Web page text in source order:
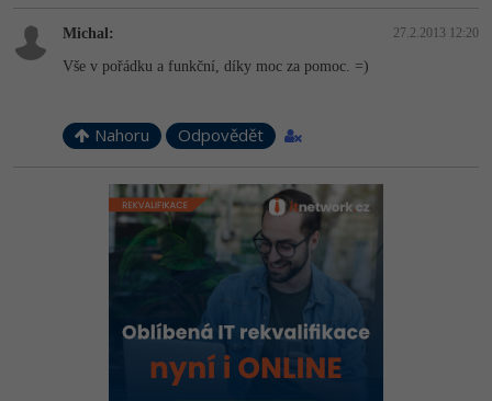
Michal: 27.2.2013 12:20
Vše v pořádku a funkční, díky moc za pomoc. =)
Nahoru Odpovědět